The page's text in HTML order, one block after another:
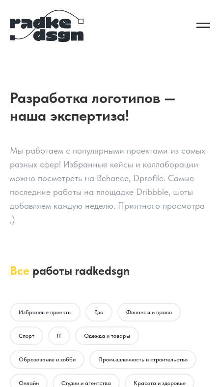
Разработка логотипов —
наша экспертиза!
Мы работаем с популярными проектами из самых
разных сфер! Избранные кейсы и коллаборации
можно посмотреть на Behance, Dprofile. Самые
последние работы на площадке Dribbble, шоты
добавляем каждую неделю. Приятного просмотра
,)
Все работы radkedsgn
Избранные проекты Еда Финансы и право
Спорт IT Одежда и товары
Образование и хобби Промышленность и строительство
Онлайн Студии и агентства Красота и здоровье